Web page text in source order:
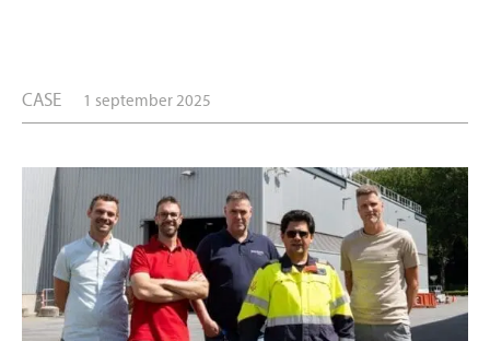
CASE 1 september 2025